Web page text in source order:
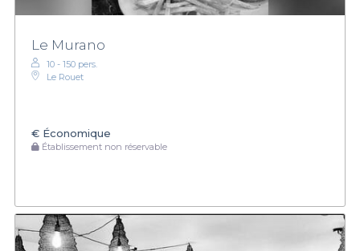
Le Murano
10 - 150 pers.
Le Rouet
€ Économique
Établissement non réservable